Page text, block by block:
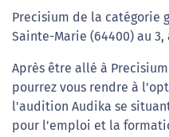
Precisium de la catégorie
Sainte-Marie (64400) au 3,
Après être allé à
pourrez vous rendre à
l'audition Audika se
pour l'emploi et la